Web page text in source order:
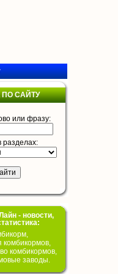
САЙТУ
или фразу:
разделах:
- новости,
комбикормов,
комбикормов,
заводы.